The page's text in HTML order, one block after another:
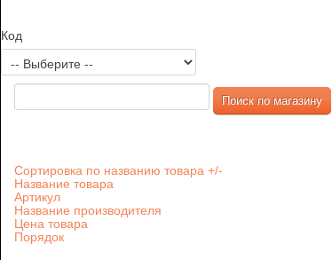
Код
Сортировка по названию товара +/-
Название товара
Артикул
Название производителя
Цена товара
Порядок